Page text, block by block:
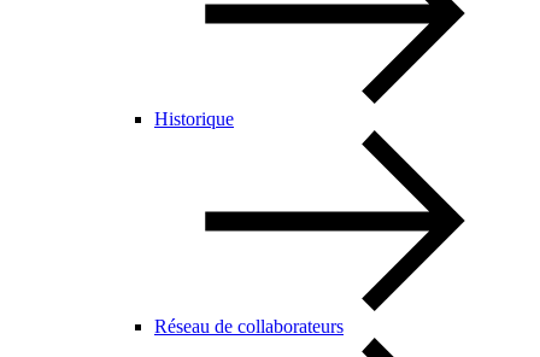
Historique
Réseau de collaborateurs